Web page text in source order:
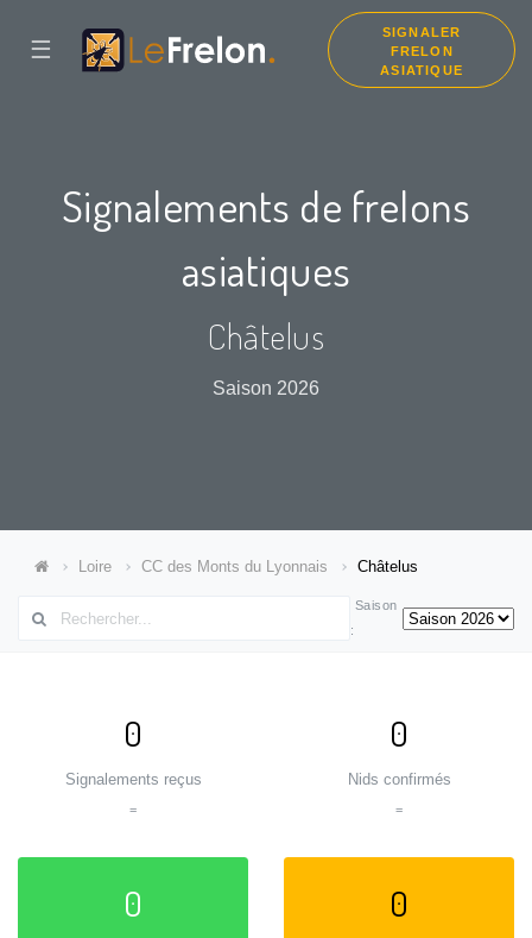
☰
SIGNALER
FRELON
ASIATIQUE
Signalements de frelons
asiatiques
Châtelus
Saison 2026
Loire CC des Monts du Lyonnais Châtelus
Saison
:
0
Signalements reçus
=
0
Nids confirmés
=
0 0